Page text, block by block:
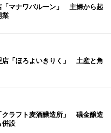
「マナワバルーン」 主婦から起
業
店「ほろよいきりく」 土産と角
クラフト麦酒醸造所」 礒金醸造
併設